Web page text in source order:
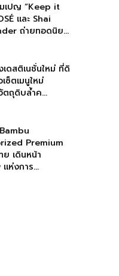
เปญ “Keep it
และ Shai
ถ่ายทอดนิย...
เดสติเนชั่นใหม่ ที่ดิ
ซ็ตเมนูใหม่
ตถุดิบล้ำค...
Premium
ย เดินหน้า
ห่งการ...